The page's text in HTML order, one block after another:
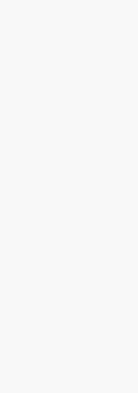
hợp, hướng tốt, năm
sự giúp đỡ từ ngoài,
công nhờ thiên
khi quá nhiều
Thổ
trong Vận 5 Ngũ
khí khi sinh thuận
thời đại của trung